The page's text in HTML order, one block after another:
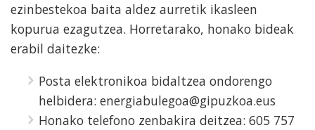
ezinbestekoa baita aldez aurretik ikasleen
kopurua ezagutzea. Horretarako, honako bideak
erabil daitezke:
Posta elektronikoa bidaltzea ondorengo
helbidera: energiabulegoa@gipuzkoa.eus
Honako telefono zenbakira deitzea: 605 757